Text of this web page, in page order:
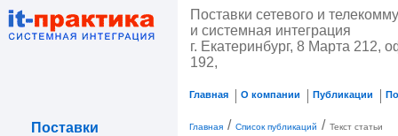
Поставки сетевого и
и системная интеграция
г. Екатеринбург, 8 Марта 212,
192,
Главная О компании Публикации
Поставки
Главная / Список публикаций / Текст статьи